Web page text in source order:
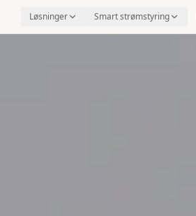
Løsninger Smart strømstyring